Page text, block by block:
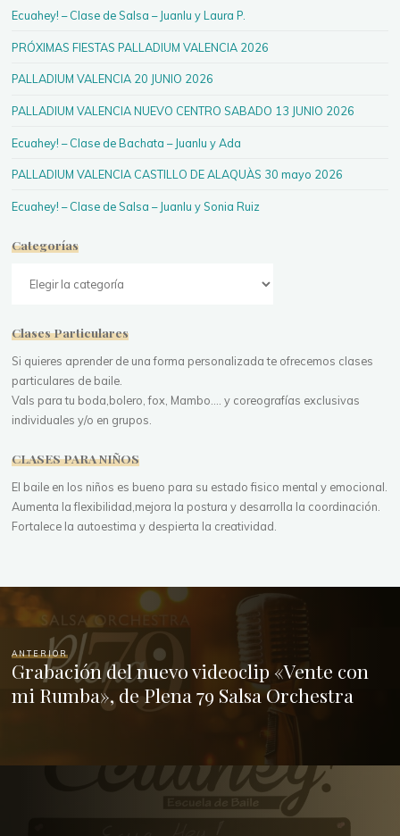
Ecuahey! – Clase de Salsa – Juanlu y Laura P.
PRÓXIMAS FIESTAS PALLADIUM VALENCIA 2026
PALLADIUM VALENCIA 20 JUNIO 2026
PALLADIUM VALENCIA NUEVO CENTRO SABADO 13 JUNIO 2026
Ecuahey! – Clase de Bachata – Juanlu y Ada
PALLADIUM VALENCIA CASTILLO DE ALAQUÀS 30 mayo 2026
Ecuahey! – Clase de Salsa – Juanlu y Sonia Ruiz
Categorías
Clases Particulares
Si quieres aprender de una forma personalizada te ofrecemos clases
particulares de baile.
Vals para tu boda,bolero, fox, Mambo.... y coreografías exclusivas
individuales y/o en grupos.
CLASES PARA NIÑOS
El baile en los niños es bueno para su estado fisico mental y emocional.
Aumenta la flexibilidad,mejora la postura y desarrolla la coordinación.
Fortalece la autoestima y despierta la creatividad.
ANTERIOR
Grabación del nuevo videoclip «Vente con
mi Rumba», de Plena 79 Salsa Orchestra